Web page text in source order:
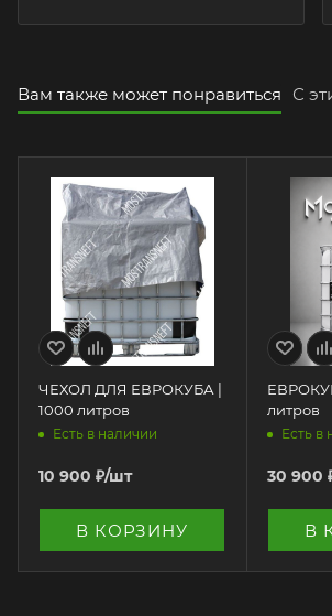
Вам также может понравиться С
ЧЕХОЛ ДЛЯ ЕВРОКУБА |
1000 литров
Есть в наличии
10 900 ₽/шт
В КОРЗИНУ
литров
Есть в
30 900
В